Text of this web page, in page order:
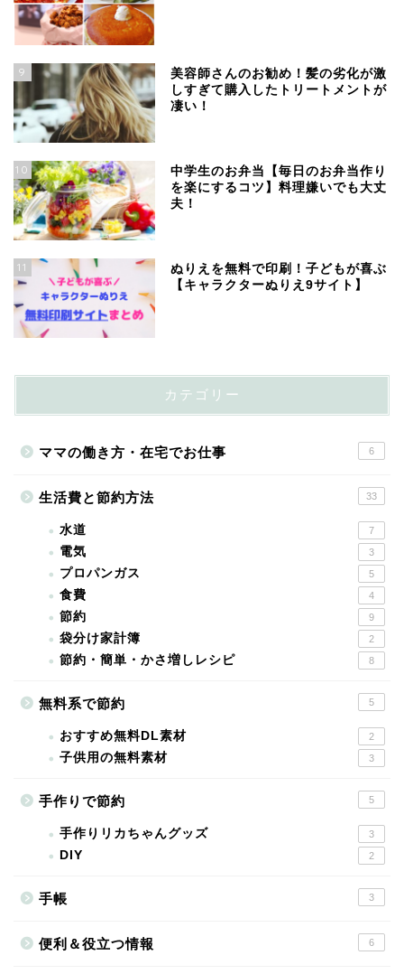
9
美容師さんのお勧め！髪の劣化が激
しすぎて購入したトリートメントが
凄い！
10
中学生のお弁当【毎日のお弁当作り
を楽にするコツ】料理嫌いでも大丈
夫！
11
ぬりえを無料で印刷！子どもが喜ぶ
【キャラクターぬりえ9サイト】
カテゴリー
ママの働き方・在宅でお仕事 6
生活費と節約方法 33
水道 7
電気 3
プロパンガス 5
食費 4
節約 9
袋分け家計簿 2
節約・簡単・かさ増しレシピ 8
無料系で節約 5
おすすめ無料DL素材 2
子供用の無料素材 3
手作りで節約 5
手作りリカちゃんグッズ 3
DIY 2
手帳 3
便利＆役立つ情報 6